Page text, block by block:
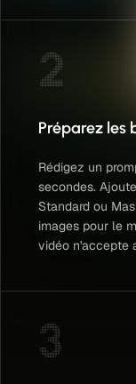
2
Préparez les
Rédigez un
secondes.
Standard ou
images pour le
vidéo n'accepte
3